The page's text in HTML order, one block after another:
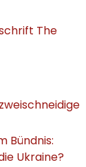
The
Bündnis:
Ukraine?